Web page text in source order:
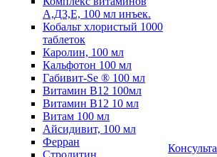
А,Д3,Е, 100 мл инъек.
Кобальт хлористый 1000
таблеток
Каролин, 100 мл
Кальфотон 100 мл
Габивит-Se ® 100 мл
Витамин В12 100мл
Витамин В12 10 мл
Витам 100 мл
Айсидивит, 100 мл
Ферран
Стролитин